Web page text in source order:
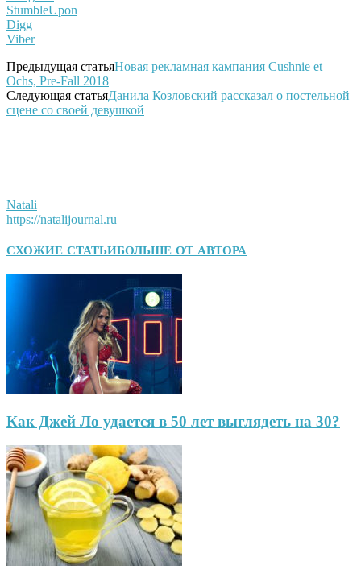
StumbleUpon
Digg
Viber
Предыдущая статьяНовая рекламная кампания Cushnie et
Ochs, Pre-Fall 2018
Следующая статьяДанила Козловский рассказал о постельной
сцене со своей девушкой
Natali
https://natalijournal.ru
СХОЖИЕ СТАТЬИБОЛЬШЕ ОТ АВТОРА
Как Джей Ло удается в 50 лет выглядеть на 30?